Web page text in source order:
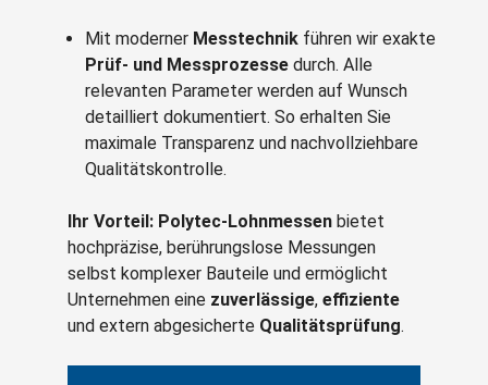
Mit moderner Messtechnik führen wir exakte
Prüf‑ und Messprozesse durch. Alle
relevanten Parameter werden auf Wunsch
detailliert dokumentiert. So erhalten Sie
maximale Transparenz und nachvollziehbare
Qualitätskontrolle.
Ihr Vorteil: Polytec‑Lohnmessen bietet
hochpräzise, berührungslose Messungen
selbst komplexer Bauteile und ermöglicht
Unternehmen eine zuverlässige, effiziente
und extern abgesicherte Qualitätsprüfung.